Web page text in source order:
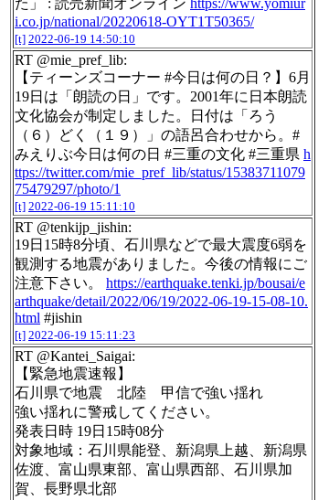
た」 : 読売新聞オンライン https://www.yomiur
i.co.jp/national/20220618-OYT1T50365/
[t] 2022-06-19 14:50:10
RT @mie_pref_lib:
【ティーンズコーナー #今日は何の日？】6月
19日は「朗読の日」です。2001年に日本朗読
文化協会が制定しました。日付は「ろう
（６）どく（１９）」の語呂合わせから。#
みえりぶ今日は何の日 #三重の文化 #三重県 h
ttps://twitter.com/mie_pref_lib/status/15383711079
75479297/photo/1
[t] 2022-06-19 15:11:10
RT @tenkijp_jishin:
19日15時8分頃、石川県などで最大震度6弱を
観測する地震がありました。今後の情報にご
注意下さい。 https://earthquake.tenki.jp/bousai/e
arthquake/detail/2022/06/19/2022-06-19-15-08-10.
html #jishin
[t] 2022-06-19 15:11:23
RT @Kantei_Saigai:
【緊急地震速報】
石川県で地震 北陸 甲信で強い揺れ
強い揺れに警戒してください。
発表日時 19日15時08分
対象地域：石川県能登、新潟県上越、新潟県
佐渡、富山県東部、富山県西部、石川県加
賀、長野県北部